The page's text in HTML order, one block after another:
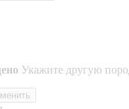
Укажите другую